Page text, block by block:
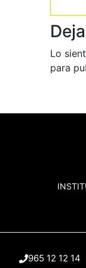
Lo
para
965 12 12 14